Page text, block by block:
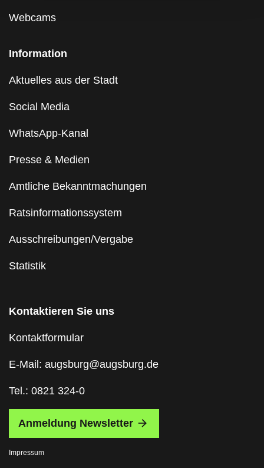
Webcams
Information
Aktuelles aus der Stadt
Social Media
WhatsApp-Kanal
Presse & Medien
Amtliche Bekanntmachungen
Ratsinformationssystem
Ausschreibungen/Vergabe
Statistik
Kontaktieren Sie uns
Kontaktformular
E-Mail: augsburg@augsburg.de
Tel.: 0821 324-0
Anmeldung Newsletter
Impressum